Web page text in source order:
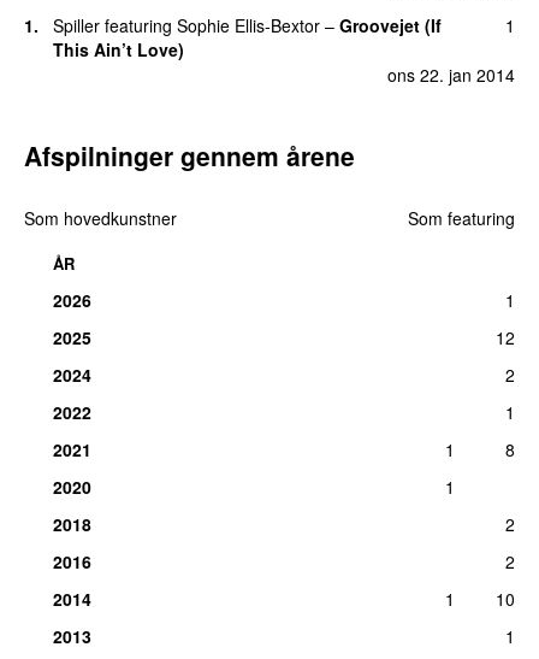
1. Spiller featuring Sophie Ellis-Bextor – Groovejet (If
This Ain’t Love)
ons 22. jan 2014
1
Afspilninger gennem årene
Som hovedkunstner Som featuring
ÅR
2026
1
2025
12
2024
2
2022
1
2021
1
8
2020
1
2018
2
2016
2
2014
1
10
2013
1